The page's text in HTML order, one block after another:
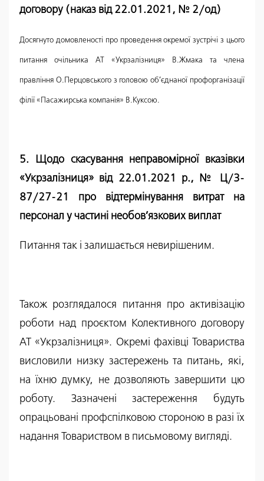
договору (наказ від 22.01.2021, № 2/од)
Досягнуто домовленості про проведення окремої зустрічі з цього
питання очільника АТ «Укрзалізниця» В.Жмака та члена
правління О.Перцовського з головою об’єднаної профорганізації
філії «Пасажирська компанія» В.Куксою.
5. Щодо скасування неправомірної вказівки
«Укрзалізниця» від 22.01.2021 р., № Ц/3-
87/27-21 про відтермінування витрат на
персонал у частині необов’язкових виплат
Питання так і залишається невирішеним.
Також розглядалося питання про активізацію
роботи над проєктом Колективного договору
АТ «Укрзалізниця». Окремі фахівці Товариства
висловили низку застережень та питань, які,
на їхню думку, не дозволяють завершити цю
роботу. Зазначені застереження будуть
опрацьовані профспілковою стороною в разі їх
надання Товариством в письмовому вигляді.